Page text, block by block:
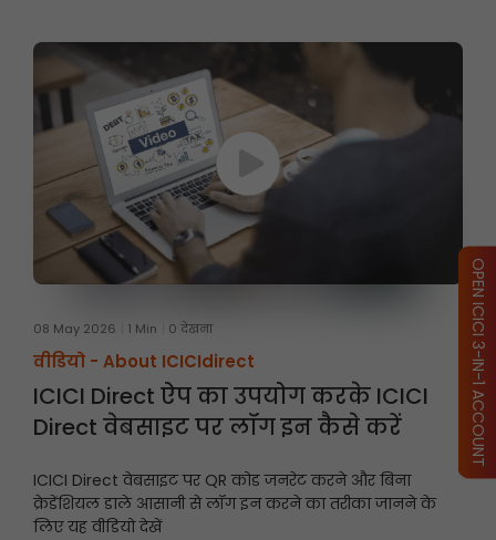
08 May 2026 1 Min 0 देखना
वीडियो - About ICICIdirect
ICICI Direct ऐप का उपयोग करके ICICI
Direct वेबसाइट पर लॉग इन कैसे करें
ICICI Direct वेबसाइट पर QR कोड जनरेट करने और बिना
क्रेडेंशियल डाले आसानी से लॉग इन करने का तरीका जानने के
लिए यह वीडियो देखें
OPEN ICICI 3-IN-1 ACCOUNT